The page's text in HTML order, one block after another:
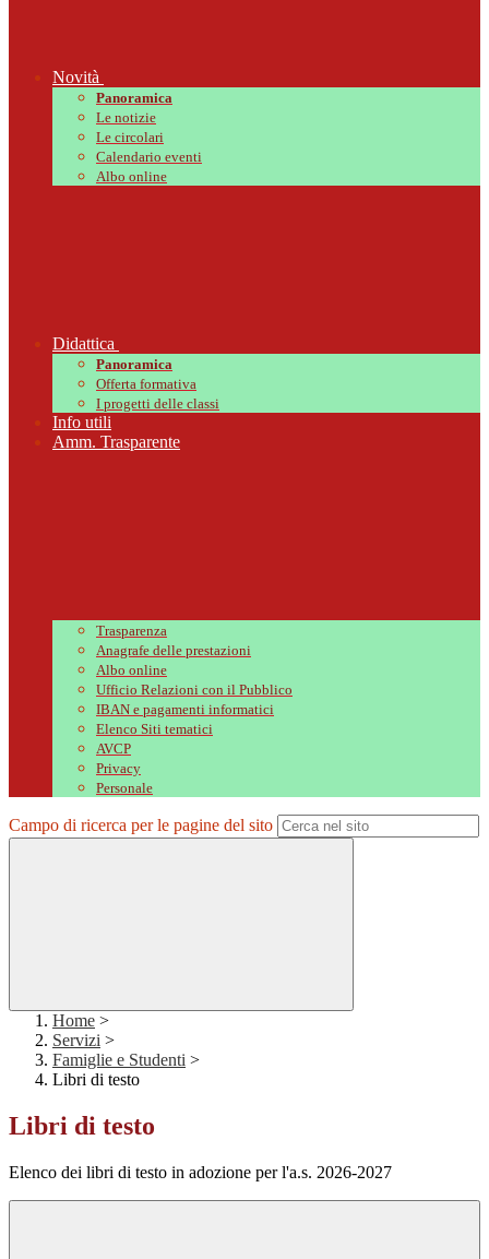
Novità
Panoramica
Le notizie
Le circolari
Calendario eventi
Albo online
Didattica
Panoramica
Offerta formativa
I progetti delle classi
Info utili
Amm. Trasparente
Trasparenza
Anagrafe delle prestazioni
Albo online
Ufficio Relazioni con il Pubblico
IBAN e pagamenti informatici
Elenco Siti tematici
AVCP
Privacy
Personale
Campo di ricerca per le pagine del sito
Home >
Servizi >
Famiglie e Studenti >
Libri di testo
Libri di testo
Elenco dei libri di testo in adozione per l'a.s. 2026-2027